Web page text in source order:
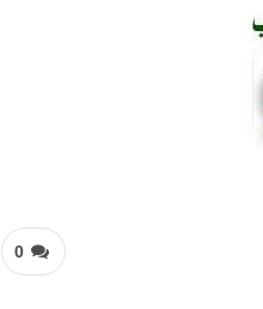
0